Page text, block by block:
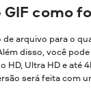
como
arquivo para o
disso, você
HD, Ultra HD e até
será feita com